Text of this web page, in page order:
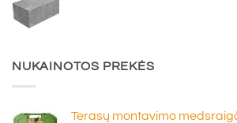
NUKAINOTOS PREKĖS
Terasų montavimo